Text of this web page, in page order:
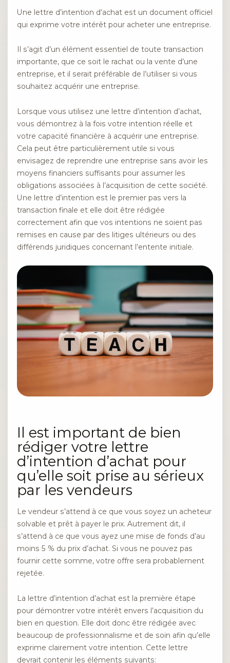
Une lettre d’intention d’achat est un document officiel
qui exprime votre intérêt pour acheter une entreprise.
Il s’agit d’un élément essentiel de toute transaction
importante, que ce soit le rachat ou la vente d’une
entreprise, et il serait préférable de l’utiliser si vous
souhaitez acquérir une entreprise.
Lorsque vous utilisez une lettre d’intention d’achat,
vous démontrez à la fois votre intention réelle et
votre capacité financière à acquérir une entreprise.
Cela peut être particulièrement utile si vous
envisagez de reprendre une entreprise sans avoir les
moyens financiers suffisants pour assumer les
obligations associées à l’acquisition de cette société.
Une lettre d’intention est le premier pas vers la
transaction finale et elle doit être rédigée
correctement afin que vos intentions ne soient pas
remises en cause par des litiges ultérieurs ou des
différends juridiques concernant l’entente initiale.
Il est important de bien
rédiger votre lettre
d’intention d’achat pour
qu’elle soit prise au sérieux
par les vendeurs
Le vendeur s’attend à ce que vous soyez un acheteur
solvable et prêt à payer le prix. Autrement dit, il
s’attend à ce que vous ayez une mise de fonds d’au
moins 5 % du prix d’achat. Si vous ne pouvez pas
fournir cette somme, votre offre sera probablement
rejetée.
La lettre d’intention d’achat est la première étape
pour démontrer votre intérêt envers l’acquisition du
bien en question. Elle doit donc être rédigée avec
beaucoup de professionnalisme et de soin afin qu’elle
exprime clairement votre intention. Cette lettre
devrait contenir les éléments suivants: